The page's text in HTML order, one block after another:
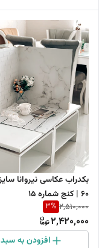
60 | کنج شماره 15
2,510,000
3%
2,420,000
افزودن به سبد